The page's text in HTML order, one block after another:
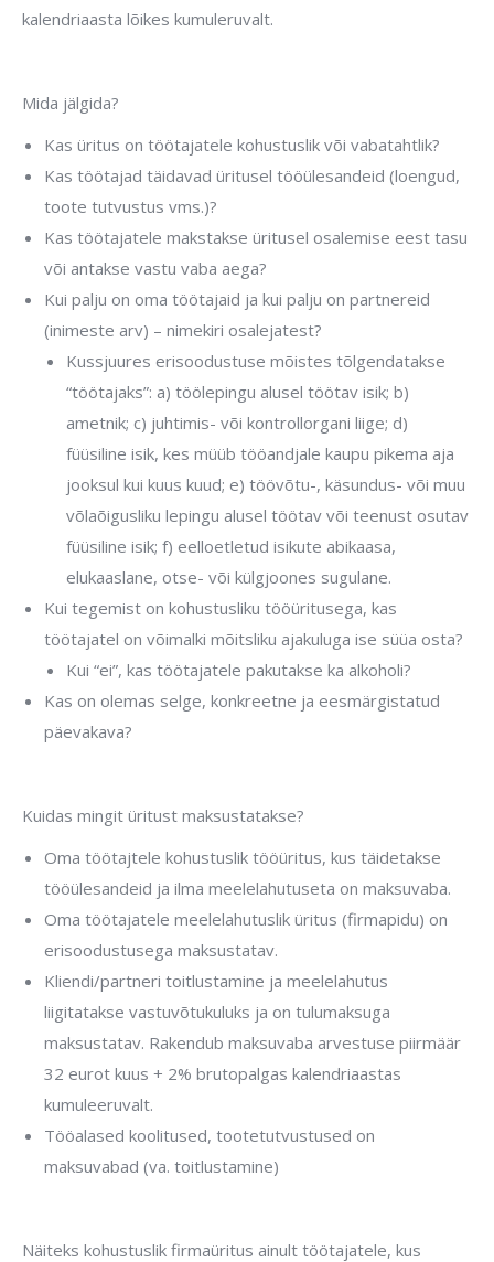
kalendriaasta lõikes kumuleruvalt.
Mida jälgida?
Kas üritus on töötajatele kohustuslik või vabatahtlik?
Kas töötajad täidavad üritusel tööülesandeid (loengud,
toote tutvustus vms.)?
Kas töötajatele makstakse üritusel osalemise eest tasu
või antakse vastu vaba aega?
Kui palju on oma töötajaid ja kui palju on partnereid
(inimeste arv) – nimekiri osalejatest?
Kussjuures erisoodustuse mõistes tõlgendatakse
“töötajaks”: a) töölepingu alusel töötav isik; b)
ametnik; c) juhtimis- või kontrollorgani liige; d)
füüsiline isik, kes müüb tööandjale kaupu pikema aja
jooksul kui kuus kuud; e) töövõtu-, käsundus- või muu
võlaõigusliku lepingu alusel töötav või teenust osutav
füüsiline isik; f) eelloetletud isikute abikaasa,
elukaaslane, otse- või külgjoones sugulane.
Kui tegemist on kohustusliku tööüritusega, kas
töötajatel on võimalki mõitsliku ajakuluga ise süüa osta?
Kui “ei”, kas töötajatele pakutakse ka alkoholi?
Kas on olemas selge, konkreetne ja eesmärgistatud
päevakava?
Kuidas mingit üritust maksustatakse?
Oma töötajtele kohustuslik tööüritus, kus täidetakse
tööülesandeid ja ilma meelelahutuseta on maksuvaba.
Oma töötajatele meelelahutuslik üritus (firmapidu) on
erisoodustusega maksustatav.
Kliendi/partneri toitlustamine ja meelelahutus
liigitatakse vastuvõtukuluks ja on tulumaksuga
maksustatav. Rakendub maksuvaba arvestuse piirmäär
32 eurot kuus + 2% brutopalgas kalendriaastas
kumuleeruvalt.
Tööalased koolitused, tootetutvustused on
maksuvabad (va. toitlustamine)
Näiteks kohustuslik firmaüritus ainult töötajatele, kus